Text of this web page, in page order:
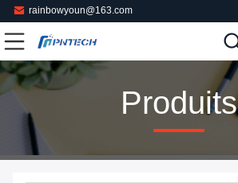
rainbowyoun@163.com
Produits